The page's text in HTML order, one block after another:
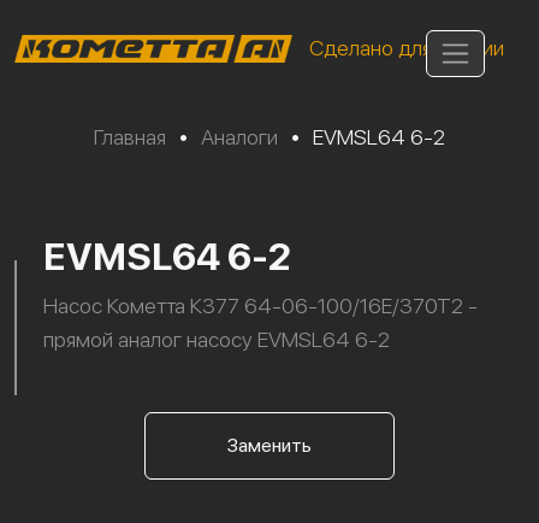
Сделано для России
Главная • Аналоги • EVMSL64 6-2
EVMSL64 6-2
Насос Кометта К377 64-06-100/16Е/370Т2 -
прямой аналог насосу EVMSL64 6-2
Заменить